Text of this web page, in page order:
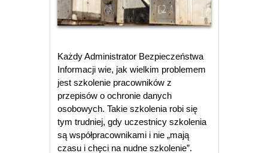
Każdy Administrator Bezpieczeństwa
Informacji wie, jak wielkim problemem
jest szkolenie pracowników z
przepisów o ochronie danych
osobowych. Takie szkolenia robi się
tym trudniej, gdy uczestnicy szkolenia
są współpracownikami i nie „mają
czasu i chęci na nudne szkolenie”.